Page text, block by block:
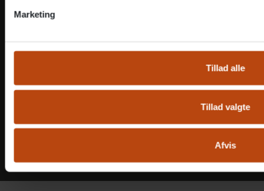
Marketing
Tillad alle
Tillad valgte
Afvis
Virksomhedsområder
Facebook Instagram LinkedIn
Copyright 2026 Altiden